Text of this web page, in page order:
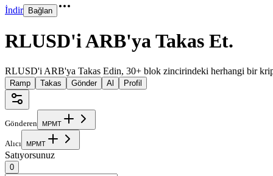
İndir Bağlan
RLUSD'i ARB'ya Takas Et.
RLUSD'i ARB'ya Takas Edin, 30+ blok zincirindeki herhangi bir
Ramp Takas Gönder Al Profil
Gönderen MPMT
Alıcı MPMT
Satıyorsunuz
0